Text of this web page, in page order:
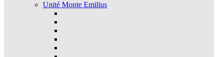
Unité Monte Emilius